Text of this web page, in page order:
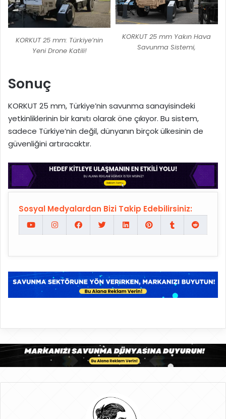
KORKUT 25 mm: Türkiye’nin
Yeni Drone Katili!
KORKUT 25 mm Yakın Hava
Savunma Sistemi,
Sonuç
KORKUT 25 mm, Türkiye’nin savunma sanayisindeki
yetkinliklerinin bir kanıtı olarak öne çıkıyor. Bu sistem,
sadece Türkiye’nin değil, dünyanın birçok ülkesinin de
güvenliğini artıracaktır.
Sosyal Medyalardan Bizi Takip Edebilirsiniz: